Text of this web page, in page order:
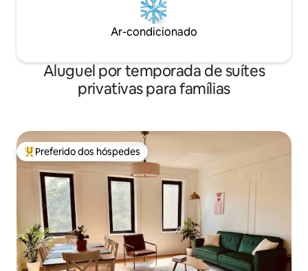
Ar-condicionado
Aluguel por temporada de suítes
privativas para famílias
Entre os melhores preferidos dos hóspedes
Preferido dos hóspedes